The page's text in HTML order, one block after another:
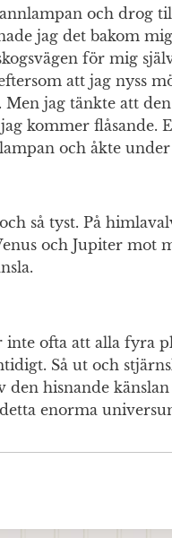
och drog
jag det bakom
för mig
att jag nyss
Men jag tänkte att
kommer flåsande.
och åkte
så tyst. På
och Jupiter mot
inte ofta att alla fyra
Så ut och
den hisnande känslan
enorma